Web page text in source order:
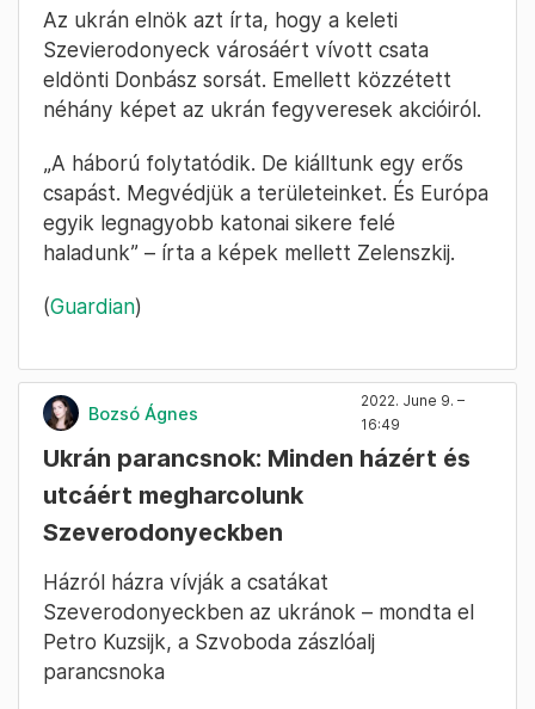
Az ukrán elnök azt írta, hogy a keleti
Szevierodonyeck városáért vívott csata
eldönti Donbász sorsát. Emellett közzétett
néhány képet az ukrán fegyveresek akcióiról.
„A háború folytatódik. De kiálltunk egy erős
csapást. Megvédjük a területeinket. És Európa
egyik legnagyobb katonai sikere felé
haladunk” – írta a képek mellett Zelenszkij.
(Guardian)
Bozsó Ágnes
2022. June 9. –
16:49
Ukrán parancsnok: Minden házért és
utcáért megharcolunk
Szeverodonyeckben
Házról házra vívják a csatákat
Szeverodonyeckben az ukránok – mondta el
Petro Kuzsijk, a Szvoboda zászlóalj
parancsnoka